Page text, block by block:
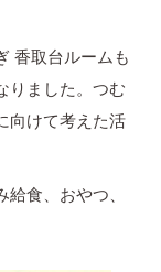
香取台ルームも
りました。つむ
向けて考えた活
食、おやつ、